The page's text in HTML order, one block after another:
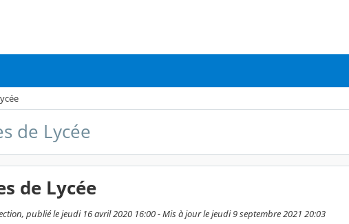
de Lycée
de Lycée
publié le jeudi 16 avril 2020 16:00 - Mis à jour le jeudi 9 septembre 2021 20:03